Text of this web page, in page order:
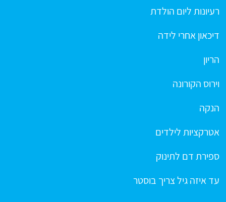
רעיונות ליום הולדת
דיכאון אחרי לידה
הריון
וירוס הקורונה
הנקה
אטרקציות לילדים
ספירת דם לתינוק
עד איזה גיל צריך בוסטר